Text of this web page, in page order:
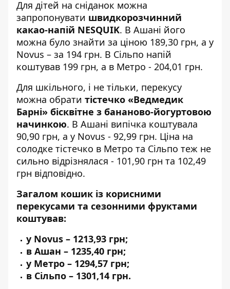
Для дітей на сніданок можна
запропонувати швидкорозчинний
какао-напій NESQUIK. В Ашані його
можна було знайти за ціною 189,30 грн, а у
Novus – за 194 грн. В Сільпо напій
коштував 199 грн, а в Метро - 204,01 грн.
Для шкільного, і не тільки, перекусу
можна обрати тістечко «Ведмедик
Барні» бісквітне з бананово-йогуртовою
начинкою. В Ашані випічка коштувала
90,90 грн, а у Novus - 92,99 грн. Ціна на
солодке тістечко в Метро та Сільпо теж не
сильно відрізнялася - 101,90 грн та 102,49
грн відповідно.
Загалом кошик із корисними
перекусами та сезонними фруктами
коштував:
у Novus – 1213,93 грн;
в Ашан – 1235,40 грн;
у Метро – 1294,57 грн;
в Сільпо – 1301,14 грн.